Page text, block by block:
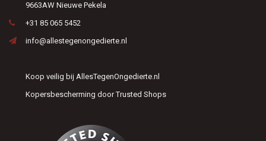
9663AW Nieuwe Pekela
+31 85 065 5452
info@allestegenongedierte.nl
Koop veilig bij AllesTegenOngedierte.nl
Kopersbescherming door Trusted Shops